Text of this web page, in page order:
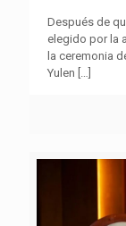
Después de
elegido por la
la ceremonia
Yulen